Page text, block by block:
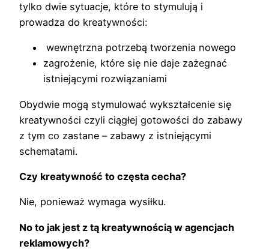
tylko dwie sytuacje, które to stymulują i
prowadza do kreatywności:
wewnętrzna potrzebą tworzenia nowego
zagrożenie, które się nie daje zażegnać
istniejącymi rozwiązaniami
Obydwie mogą stymulować wykształcenie się
kreatywności czyli ciągłej gotowości do zabawy
z tym co zastane – zabawy z istniejącymi
schematami.
Czy kreatywność to częsta cecha?
Nie, ponieważ wymaga wysiłku.
No to jak jest z tą kreatywnością w agencjach
reklamowych?